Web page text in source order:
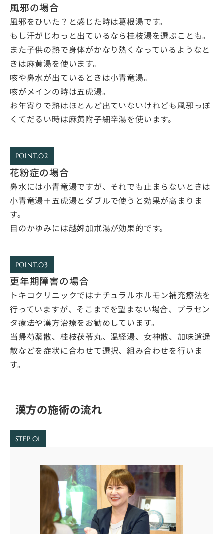
風邪の場合
風邪をひいた？と感じた時は葛根湯です。
もし汗がじわっと出ているなら桂枝湯を選ぶことも。
また子供の熱で身体がかなり熱くなっているようなと
きは麻黄湯を使います。
咳や鼻水が出ているときは小青竜湯。
咳がメインの時は五虎湯。
お年寄りで熱はほとんど出ていないけれども風邪っぽ
くてだるい時は麻黄附子細辛湯を使います。
POINT.02
花粉症の場合
鼻水には小青竜湯ですが、それでも止まらないときは
小青竜湯＋五虎湯とダブルで使うと効果が高まりま
す。
目のかゆみには越婢加朮湯が効果的です。
POINT.03
更年期障害の場合
トキコクリニックではナチュラルホルモン補充療法を
行っていますが、そこまでを望まない場合、プラセン
タ療法や漢方治療をお勧めしています。
当帰芍薬散、桂枝茯苓丸、温経湯、女神散、加味逍遥
散などを症状に合わせて選択、組み合わせを行いま
す。
漢方の施術の流れ
STEP.01